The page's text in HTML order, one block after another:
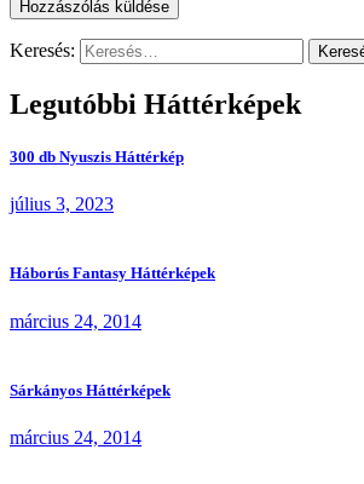
Keresés:
Legutóbbi Háttérképek
300 db Nyuszis Háttérkép
július 3, 2023
Háborús Fantasy Háttérképek
március 24, 2014
Sárkányos Háttérképek
március 24, 2014